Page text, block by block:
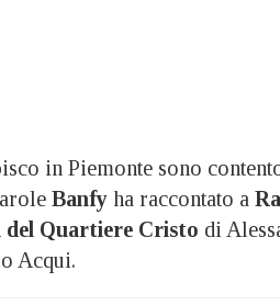
in Piemonte sono
Banfyha raccontato a
del Quartiere Cristo di
Acqui.